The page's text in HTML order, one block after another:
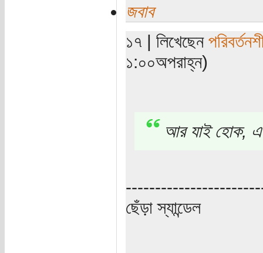
জবাব
১৭ | লিখেছেন
১:০০অপরাহ্ন)
আর যাই হোক,
ছেঁড়া স্যান্ডেল